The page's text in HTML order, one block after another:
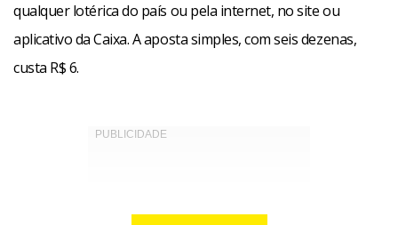
qualquer lotérica do país ou pela internet, no site ou
aplicativo da Caixa. A aposta simples, com seis dezenas,
custa R$ 6.